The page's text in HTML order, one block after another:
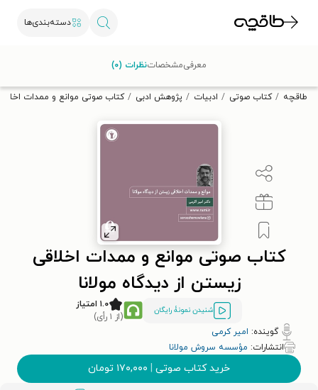
دسته‌بندی‌ها
تخفیف از طاقچه دریافت کن.
طاقچه کتاب صوتی ادبیات پژوهش ادبی کتاب صوتی موانع و ممدات اخلاقی
کتاب صوتی موانع و ممدات اخلاقی
زیستن از دیدگاه مولانا
شنیدن نمونۀ رایگان
۱.۰ امتیاز
(از ۱ رأی)
گوینده: امیر کرمی
انتشارات: مؤسسه سروش مولانا
خرید کتاب صوتی | ۱۷۰,۰۰۰ تومان
معرفیمشخصاتنظرات (۰)